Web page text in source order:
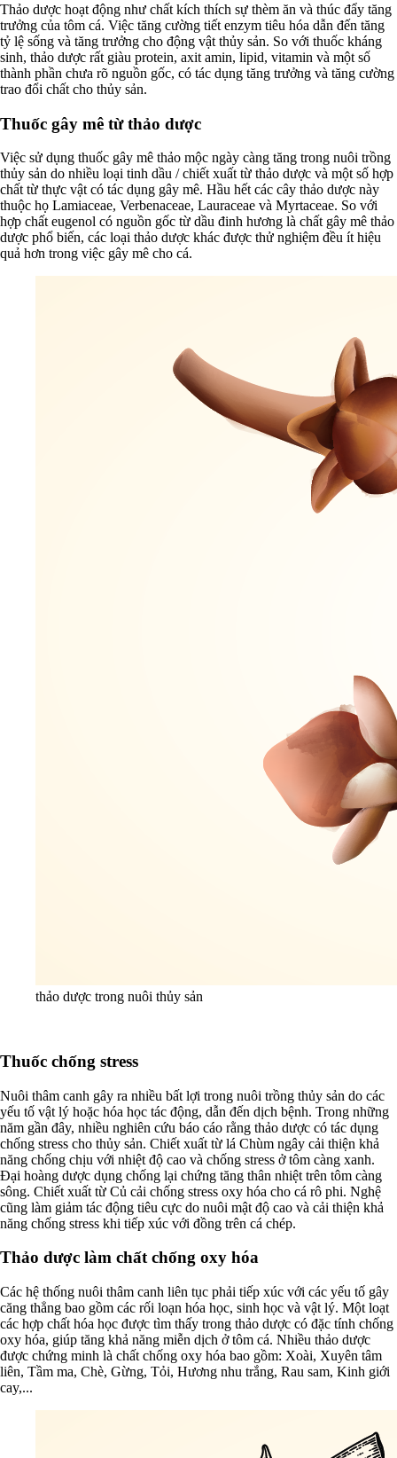
Thảo dược hoạt động như chất kích thích sự thèm ăn và thúc đẩy tăng
trưởng của tôm cá. Việc tăng cường tiết enzym tiêu hóa dẫn đến tăng
tỷ lệ sống và tăng trưởng cho động vật thủy sản. So với thuốc kháng
sinh, thảo dược rất giàu protein, axit amin, lipid, vitamin và một số
thành phần chưa rõ nguồn gốc, có tác dụng tăng trưởng và tăng cường
trao đổi chất cho thủy sản.
Thuốc gây mê từ thảo dược
Việc sử dụng thuốc gây mê thảo mộc ngày càng tăng trong nuôi trồng
thủy sản do nhiều loại tinh dầu / chiết xuất từ thảo dược và một số hợp
chất từ thực vật có tác dụng gây mê. Hầu hết các cây thảo dược này
thuộc họ Lamiaceae, Verbenaceae, Lauraceae và Myrtaceae. So với
hợp chất eugenol có nguồn gốc từ dầu đinh hương là chất gây mê thảo
dược phổ biến, các loại thảo dược khác được thử nghiệm đều ít hiệu
quả hơn trong việc gây mê cho cá.
thảo dược trong nuôi thủy sản
Thuốc chống stress
Nuôi thâm canh gây ra nhiều bất lợi trong nuôi trồng thủy sản do các
yếu tố vật lý hoặc hóa học tác động, dẫn đến dịch bệnh. Trong những
năm gần đây, nhiều nghiên cứu báo cáo rằng thảo dược có tác dụng
chống stress cho thủy sản. Chiết xuất từ lá Chùm ngây cải thiện khả
năng chống chịu với nhiệt độ cao và chống stress ở tôm càng xanh.
Đại hoàng dược dụng chống lại chứng tăng thân nhiệt trên tôm càng
sông. Chiết xuất từ Củ cải chống stress oxy hóa cho cá rô phi. Nghệ
cũng làm giảm tác động tiêu cực do nuôi mật độ cao và cải thiện khả
năng chống stress khi tiếp xúc với đồng trên cá chép.
Thảo dược làm chất chống oxy hóa
Các hệ thống nuôi thâm canh liên tục phải tiếp xúc với các yếu tố gây
căng thẳng bao gồm các rối loạn hóa học, sinh học và vật lý. Một loạt
các hợp chất hóa học được tìm thấy trong thảo dược có đặc tính chống
oxy hóa, giúp tăng khả năng miễn dịch ở tôm cá. Nhiều thảo dược
được chứng minh là chất chống oxy hóa bao gồm: Xoài, Xuyên tâm
liên, Tầm ma, Chè, Gừng, Tỏi, Hương nhu trắng, Rau sam, Kinh giới
cay,...